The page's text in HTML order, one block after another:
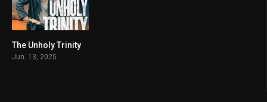
5.8
The Unholy Trinity
Jun. 13, 2025